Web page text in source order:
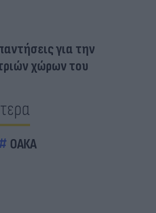
για την
χώρων του
ΟΑΚΑ